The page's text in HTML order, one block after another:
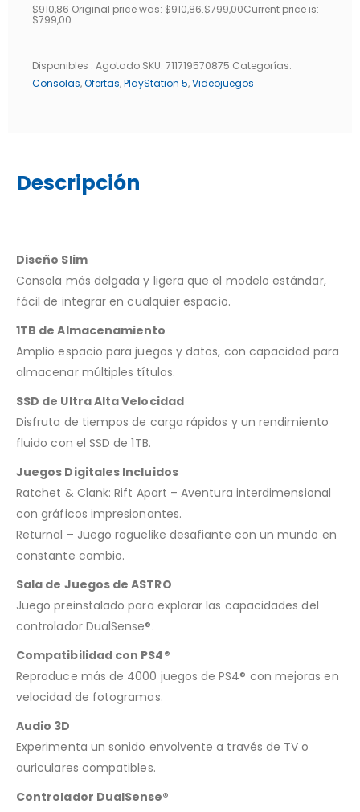
$910,86 Original price was: $910,86.$799,00Current price is:
$799,00.
Disponibles : Agotado SKU: 711719570875 Categorías:
Consolas,Ofertas,PlayStation 5,Videojuegos
Descripción
Diseño Slim
Consola más delgada y ligera que el modelo estándar,
fácil de integrar en cualquier espacio.
1TB de Almacenamiento
Amplio espacio para juegos y datos, con capacidad para
almacenar múltiples títulos.
SSD de Ultra Alta Velocidad
Disfruta de tiempos de carga rápidos y un rendimiento
fluido con el SSD de 1TB.
Juegos Digitales Incluidos
Ratchet & Clank: Rift Apart – Aventura interdimensional
con gráficos impresionantes.
Returnal – Juego roguelike desafiante con un mundo en
constante cambio.
Sala de Juegos de ASTRO
Juego preinstalado para explorar las capacidades del
controlador DualSense®.
Compatibilidad con PS4®
Reproduce más de 4000 juegos de PS4® con mejoras en
velocidad de fotogramas.
Audio 3D
Experimenta un sonido envolvente a través de TV o
auriculares compatibles.
Controlador DualSense®